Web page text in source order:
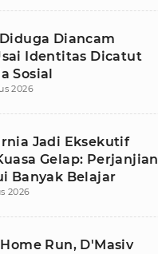
Diancam
Identitas Dicatut
Sosial
2026
Jadi Eksekutif
Gelap: Perjanjian
Banyak Belajar
2026
Run, D'Masiv